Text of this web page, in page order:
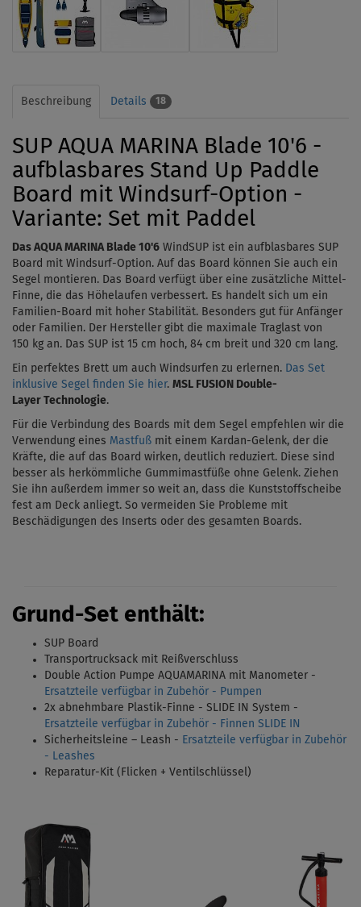
Beschreibung Details 18
SUP AQUA MARINA Blade 10'6 -
aufblasbares Stand Up Paddle
Board mit Windsurf-Option -
Variante: Set mit Paddel
Das AQUA MARINA Blade 10'6 WindSUP ist ein aufblasbares SUP
Board mit Windsurf-Option. Auf das Board können Sie auch ein
Segel montieren. Das Board verfügt über eine zusätzliche Mittel-
Finne, die das Höhelaufen verbessert. Es handelt sich um ein
Familien-Board mit hoher Stabilität. Besonders gut für Anfänger
oder Familien. Der Hersteller gibt die maximale Traglast von
150 kg an. Das SUP ist 15 cm hoch, 84 cm breit und 320 cm lang.
Ein perfektes Brett um auch Windsurfen zu erlernen. Das Set
inklusive Segel finden Sie hier. MSL FUSION Double-
Layer Technologie.
Für die Verbindung des Boards mit dem Segel empfehlen wir die
Verwendung eines Mastfuß mit einem Kardan-Gelenk, der die
Kräfte, die auf das Board wirken, deutlich reduziert. Diese sind
besser als herkömmliche Gummimastfüße ohne Gelenk. Ziehen
Sie ihn außerdem immer so weit an, dass die Kunststoffscheibe
fest am Deck anliegt. So vermeiden Sie Probleme mit
Beschädigungen des Inserts oder des gesamten Boards.
Grund-Set enthält:
SUP Board
Transportrucksack mit Reißverschluss
Double Action Pumpe AQUAMARINA mit Manometer -
Ersatzteile verfügbar in Zubehör - Pumpen
2x abnehmbare Plastik-Finne - SLIDE IN System -
Ersatzteile verfügbar in Zubehör - Finnen SLIDE IN
Sicherheitsleine – Leash - Ersatzteile verfügbar in Zubehör
- Leashes
Reparatur-Kit (Flicken + Ventilschlüssel)